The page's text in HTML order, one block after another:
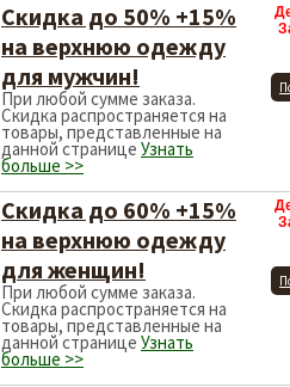
Скидка до 50% +15%
на верхнюю одежду
для мужчин!
При любой сумме заказа.
Скидка распространяется на
товары, представленные на
данной странице Узнать
больше >>
Скидка до 60% +15%
на верхнюю одежду
для женщин!
При любой сумме заказа.
Скидка распространяется на
товары, представленные на
данной странице Узнать
больше >>